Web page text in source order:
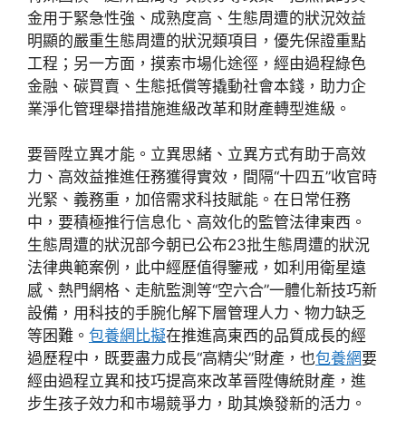
金用于緊急性強、成熟度高、生態周遭的狀況效益
明顯的嚴重生態周遭的狀況類項目，優先保證重點
工程；另一方面，摸索市場化途徑，經由過程綠色
金融、碳買賣、生態抵償等撬動社會本錢，助力企
業淨化管理舉措措施進級改革和財產轉型進級。
要晉陞立異才能。立異思緒、立異方式有助于高效
力、高效益推進任務獲得實效，間隔“十四五”收官時
光緊、義務重，加倍需求科技賦能。在日常任務
中，要積極推行信息化、高效化的監管法律東西。
生態周遭的狀況部今朝已公布23批生態周遭的狀況
法律典範案例，此中經歷值得鑒戒，如利用衛星遠
感、熱門網格、走航監測等“空六合”一體化新技巧新
設備，用科技的手腕化解下層管理人力、物力缺乏
等困難。 包養網比擬在推進高東西的品質成長的經
過歷程中，既要盡力成長“高精尖”財產，也包養網要
經由過程立異和技巧提高來改革晉陞傳統財產，進
步生孩子效力和市場競爭力，助其煥發新的活力。